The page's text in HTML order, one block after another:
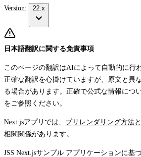
Version: 22.x
日本語翻訳に関する免責事項
このページの翻訳はAIによって自動的に行
正確な翻訳を心掛けていますが、原文と異
る場合があります。正確で公式な情報につ
をご参照ください。
Next.jsアプリでは、 プリレンダリング方法
相関関係があります。
JSS Next.jsサンプル アプリケーションに基